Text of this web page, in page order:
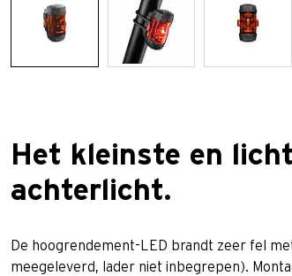
Het kleinste en
achterlicht.
De hoogrendement-LED brandt zeer fel
meegeleverd, lader niet inbegrepen).